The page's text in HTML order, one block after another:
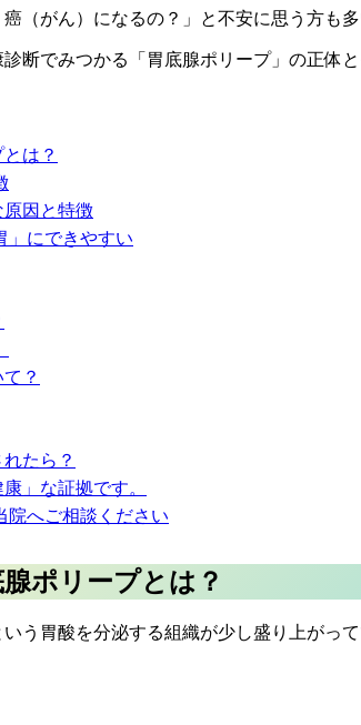
（がん）になるの？」と不安に思う方も多
断でみつかる「胃底腺ポリープ」の正体
は？
因と特徴
」にできやすい
？
たら？
」な証拠です。
院へご相談ください
ポリープとは？
う胃酸を分泌する組織が少し盛り上が